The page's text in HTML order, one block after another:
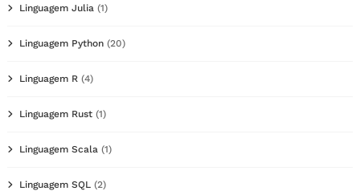
Linguagem Julia (1)
Linguagem Python (20)
Linguagem R (4)
Linguagem Rust (1)
Linguagem Scala (1)
Linguagem SQL (2)